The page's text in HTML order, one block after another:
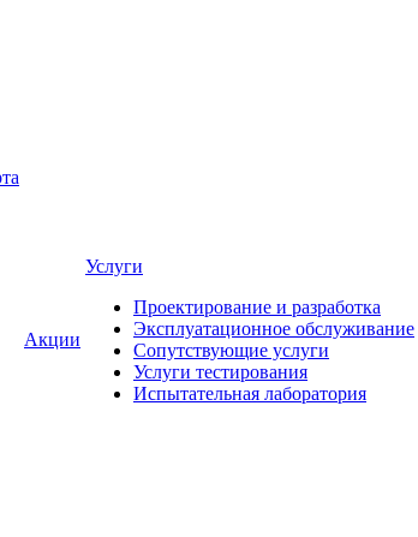
Акции
Услуги
Проектирование и разработка
Эксплуатационное обслуживание
Сопутствующие услуги
Услуги тестирования
Испытательная лаборатория